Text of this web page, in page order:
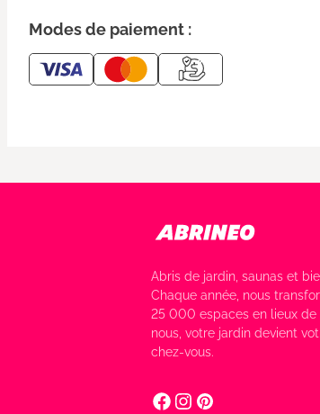
Modes de paiement :
Abris de jardin, saunas et
Chaque année, nous
25 000 espaces en lieux de
nous, votre jardin devient
chez-vous.